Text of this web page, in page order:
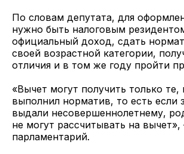
По словам депутата, для
нужно быть налоговым
официальный доход, сдать
своей возрастной категории,
отличия и в том же году пройти
«Вычет могут получить только те,
выполнил норматив, то есть если
выдали несовершеннолетнему,
не могут рассчитывать на
парламентарий.